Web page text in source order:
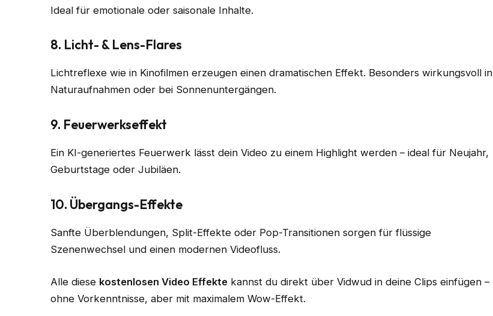
Ideal für emotionale oder saisonale Inhalte.
8. Licht- & Lens-Flares
Lichtreflexe wie in Kinofilmen erzeugen einen dramatischen Effekt. Besonders wirkungsvoll in
Naturaufnahmen oder bei Sonnenuntergängen.
9. Feuerwerkseffekt
Ein KI-generiertes Feuerwerk lässt dein Video zu einem Highlight werden – ideal für Neujahr,
Geburtstage oder Jubiläen.
10. Übergangs-Effekte
Sanfte Überblendungen, Split-Effekte oder Pop-Transitionen sorgen für flüssige
Szenenwechsel und einen modernen Videofluss.
Alle diese kostenlosen Video Effekte kannst du direkt über Vidwud in deine Clips einfügen –
ohne Vorkenntnisse, aber mit maximalem Wow-Effekt.